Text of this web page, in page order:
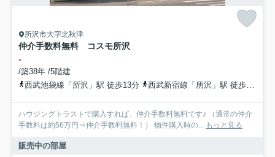
所沢市大字北秋津
仲介手数料無料 コスモ所沢
-
/築38年 /5階建
西武池袋線「所沢」駅 徒歩13分
西武新宿線「所沢」駅 徒歩13分
ハウジングトラストで購入すれば、仲介手数料無料です♪ （通常の仲介
手数料は約56万円⇒仲介手数料無料！） 物件購入時の... もっと見る
販売中の部屋